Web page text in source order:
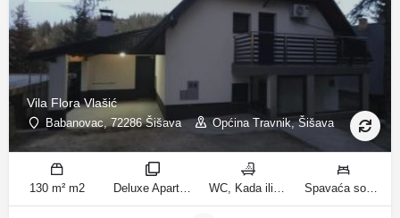
Vila Flora Vlašić
Babanovac, 72286 Šišava Općina Travnik, Šišava
130 m² m2 Deluxe Apartment sobe WC, Kada ili tuš kupatila Spavaća soba 1: 1 francuski bračni krevet | Spavaća soba 2: 1 francuski bračni krevet | Spavaća soba 3: 1 krevet za jednu osobu | Spavaća soba 4: 1 krevet za jednu osobu | Spavaća soba 5: 1 krevet na kat | Spavaća soba 6: 2 kreveta za jednu osobu | Dnevni boravak: 1 kauč na razvlačenje ležaja